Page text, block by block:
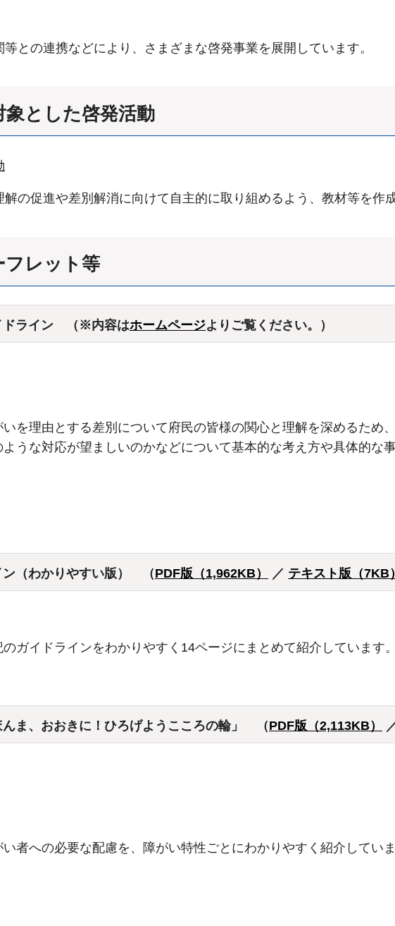
との連携などにより、さまざまな啓発事業を展開しています。
象とした啓発活動
の促進や差別解消に向けて自主的に取り組めるよう、教材等を作
フレット等
ドライン （※内容はホームページよりご覧ください。）
いを理由とする差別について府民の皆様の関心と理解を深めるため
ような対応が望ましいのかなどについて基本的な考え方や具体的な
（わかりやすい版） （PDF版（1,962KB） ／ テキスト版（7KB）
のガイドラインをわかりやすく14ページにまとめて紹介しています。
ま、おおきに！ひろげようこころの輪」 （PDF版（2,113KB）
い者への必要な配慮を、障がい特性ごとにわかりやすく紹介していま